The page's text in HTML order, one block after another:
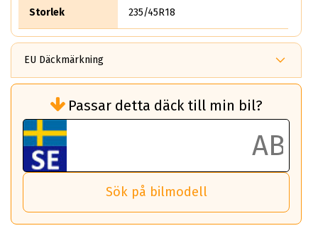
Storlek 235/45R18
EU Däckmärkning
bränsleförbrukningen)
Det ska vara en betygsskala från klass A
till G för rullmotstånd.
Ett klass A däck kommer ha 6,5% bättre
bränsleförbrukning än ett klass G däck.
Det betyder att om man kör 10,000 km,
så sparar man 50 liter bränsle med ett
Passar detta däck till min bil?
Sök på bilmodell